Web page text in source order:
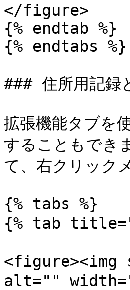
</figure>
{% endtab %}
{% endtabs %}
### 住所用記録
拡張機能タブを
することもでき
て、右クリック
{% tabs %}
{% tab title="
<figure><img
alt=""